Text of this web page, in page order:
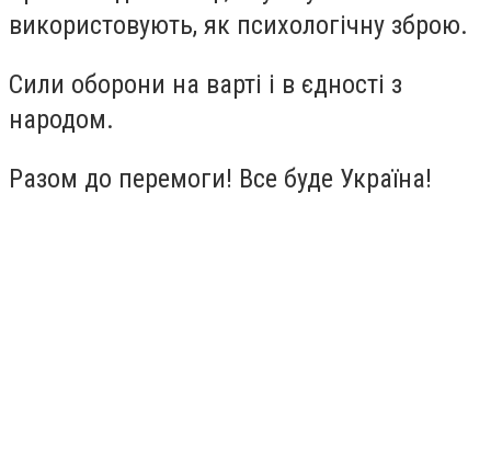
використовують, як психологічну зброю.
Сили оборони на варті і в єдності з
народом.
Разом до перемоги! Все буде Україна!